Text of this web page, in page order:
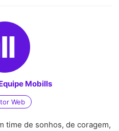
Mobills
Web
time de sonhos, de coragem,